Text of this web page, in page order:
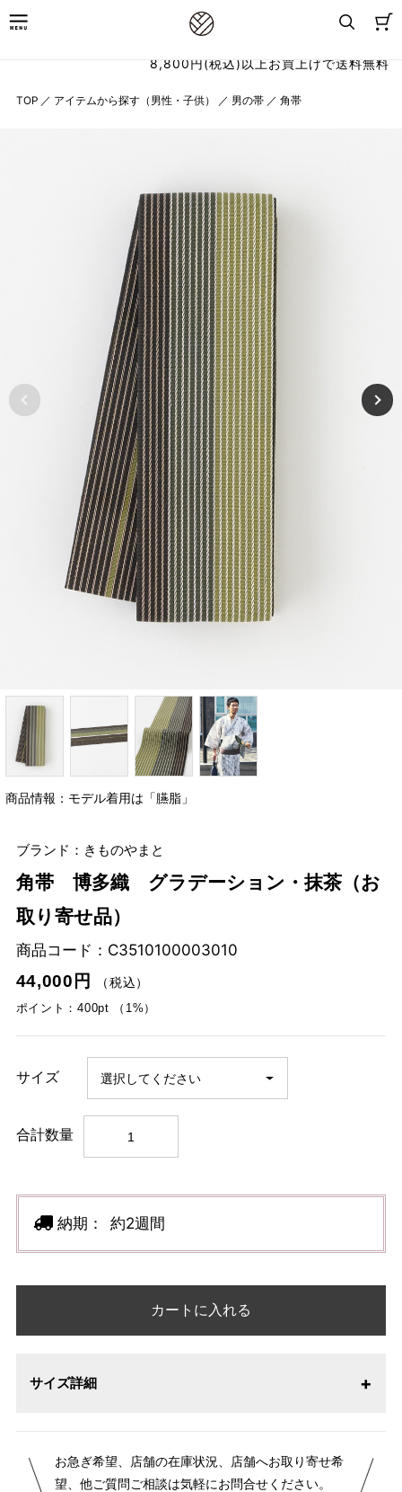
8,800円(税込)以上お買上げで送料無料
TOP ／ アイテムから探す（男性・子供） ／ 男の帯 ／ 角帯
商品情報：モデル着用は「臙脂」
ブランド：きものやまと
角帯 博多織 グラデーション・抹茶（お
取り寄せ品）
商品コード： C3510100003010
44,000円
（税込）
ポイント：400pt （1%）
サイズ
合計数量
納期： 約2週間
カートに入れる
サイズ詳細
お急ぎ希望、店舗の在庫状況、店舗へお取り寄せ希
望、他ご質問ご相談は気軽にお問合せください。